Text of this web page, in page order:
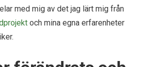
med mig av det jag lärt mig från
och mina egna erfarenheter